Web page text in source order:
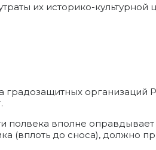
их историко-культурной
организаций
полвека вполне оправдывает
(вплоть до сноса), должно